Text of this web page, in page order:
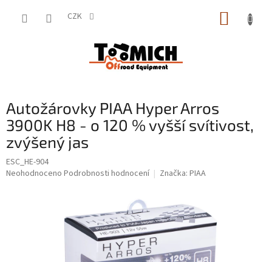
CZK
Autožárovky PIAA Hyper Arros
3900K H8 - o 120 % vyšší svítivost,
zvýšený jas
ESC_HE-904
Průměrné
Neohodnoceno Podrobnosti hodnocení Značka: PIAA